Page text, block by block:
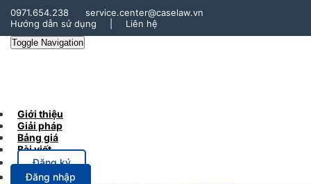
0971.654.238
service.center@caselaw.vn
Hướng dẫn sử dụng
Liên hệ
Toggle Navigation
Giới thiệu
Giải pháp
Bảng giá
Bài viết
Đăng ký
Đăng nhập